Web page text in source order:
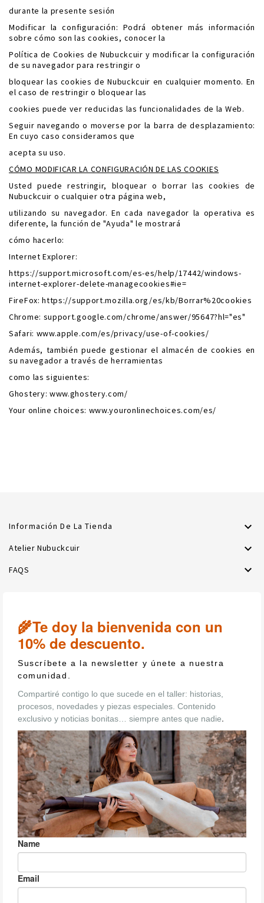
durante la presente sesión
Modificar la configuración: Podrá obtener más información
sobre cómo son las cookies, conocer la
Política de Cookies de Nubuckcuir y modificar la configuración
de su navegador para restringir o
bloquear las cookies de Nubuckcuir en cualquier momento. En
el caso de restringir o bloquear las
cookies puede ver reducidas las funcionalidades de la Web.
Seguir navegando o moverse por la barra de desplazamiento:
En cuyo caso consideramos que
acepta su uso.
CÓMO MODIFICAR LA CONFIGURACIÓN DE LAS COOKIES
Usted puede restringir, bloquear o borrar las cookies de
Nubuckcuir o cualquier otra página web,
utilizando su navegador. En cada navegador la operativa es
diferente, la función de "Ayuda" le mostrará
cómo hacerlo:
Internet Explorer:
https://support.microsoft.com/es-es/help/17442/windows-
internet-explorer-delete-managecookies#ie=
FireFox: https://support.mozilla.org/es/kb/Borrar%20cookies
Chrome: support.google.com/chrome/answer/95647?hl="es"
Safari: www.apple.com/es/privacy/use-of-cookies/
Además, también puede gestionar el almacén de cookies en
su navegador a través de herramientas
como las siguientes:
Ghostery: www.ghostery.com/
Your online choices: www.youronlinechoices.com/es/
Información De La Tienda 
Atelier Nubuckcuir 
FAQS 